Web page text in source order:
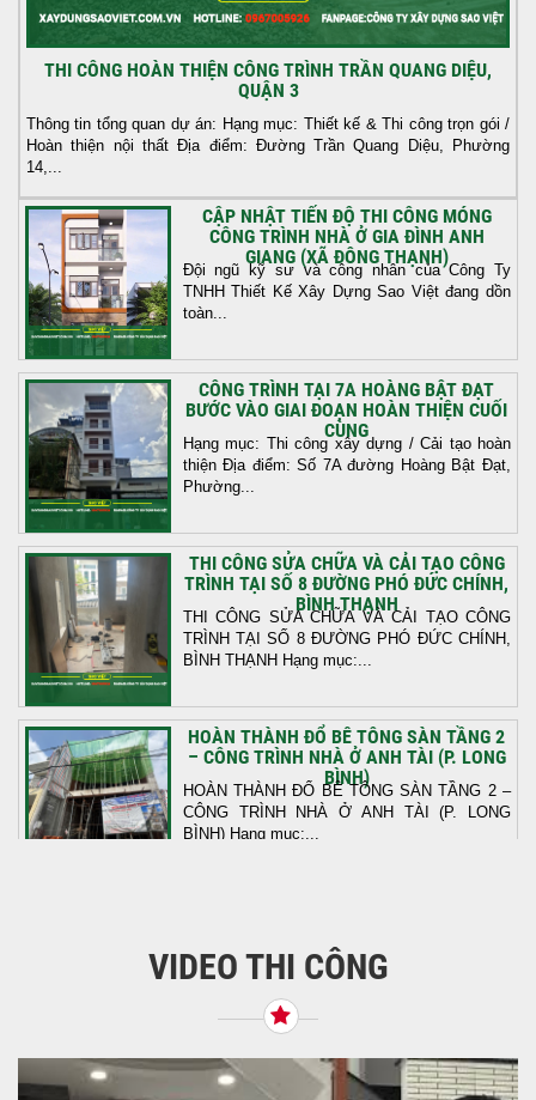
THI CÔNG HOÀN THIỆN CÔNG TRÌNH TRẦN QUANG DIỆU,
QUẬN 3
Thông tin tổng quan dự án: Hạng mục: Thiết kế & Thi công trọn gói /
Hoàn thiện nội thất Địa điểm: Đường Trần Quang Diệu, Phường
14,...
CẬP NHẬT TIẾN ĐỘ THI CÔNG MÓNG
CÔNG TRÌNH NHÀ Ở GIA ĐÌNH ANH
GIANG (XÃ ĐÔNG THẠNH)
Đội ngũ kỹ sư và công nhân của Công Ty
TNHH Thiết Kế Xây Dựng Sao Việt đang dồn
toàn...
CÔNG TRÌNH TẠI 7A HOÀNG BẬT ĐẠT
BƯỚC VÀO GIAI ĐOẠN HOÀN THIỆN CUỐI
CÙNG
Hạng mục: Thi công xây dựng / Cải tạo hoàn
thiện Địa điểm: Số 7A đường Hoàng Bật Đạt,
Phường...
THI CÔNG SỬA CHỮA VÀ CẢI TẠO CÔNG
TRÌNH TẠI SỐ 8 ĐƯỜNG PHÓ ĐỨC CHÍNH,
BÌNH THẠNH
THI CÔNG SỬA CHỮA VÀ CẢI TẠO CÔNG
TRÌNH TẠI SỐ 8 ĐƯỜNG PHÓ ĐỨC CHÍNH,
BÌNH THẠNH Hạng mục:...
HOÀN THÀNH ĐỔ BÊ TÔNG SÀN TẦNG 2
– CÔNG TRÌNH NHÀ Ở ANH TÀI (P. LONG
BÌNH)
HOÀN THÀNH ĐỔ BÊ TÔNG SÀN TẦNG 2 –
CÔNG TRÌNH NHÀ Ở ANH TÀI (P. LONG
BÌNH) Hạng mục:...
Tiếp nối sự tin tưởng từ quý khách hàng, vừa
qua Công Ty TNHH Thiết Kế Xây Dựng Sao
NHẬN CHÌA KHÓA – TRAO TỔ ẤM MỚI
VIDEO THI CÔNG